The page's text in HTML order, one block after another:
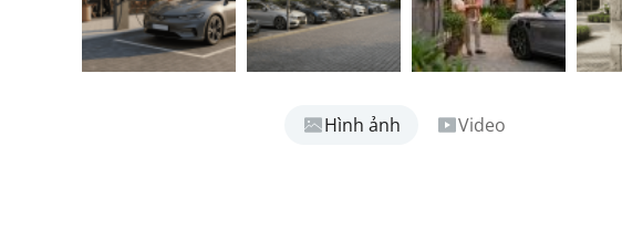
Hình ảnh Video